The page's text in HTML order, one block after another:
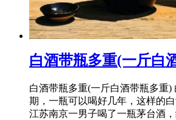
白酒带瓶多重(一斤白
白酒带瓶多重(一斤白酒带瓶多重)
期，一瓶可以喝好几年，这样的
江苏南京一男子喝了一瓶茅台酒